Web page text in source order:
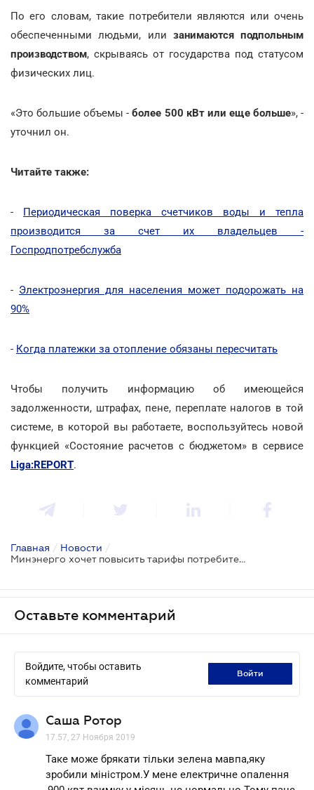
По его словам, такие потребители являются или очень
обеспеченными людьми, или занимаются подпольным
производством, скрываясь от государства под статусом
физических лиц.
«Это большие объемы -более 500 кВт или еще больше», -
уточнил он.
Читайте также:
- Периодическая поверка счетчиков воды и тепла
производится за счет их владельцев -
Госпродпотребслужба
- Электроэнергия для населения может подорожать на
90%
- Когда платежки за отопление обязаны пересчитать
Чтобы получить информацию об имеющейся
задолженности, штрафах, пене, переплате налогов в той
системе, в которой вы работаете, воспользуйтесь новой
функцией «Состояние расчетов с бюджетом» в сервисе
Liga:REPORT.
Главная / Новости /
Минэнерго хочет повысить тарифы потребителям, которые используют много электричества
Оставьте комментарий
Войдите, чтобы оставить
комментарий
войти
Саша Ротор
17.57, 27 Ноября 2019
Таке може брякати тільки зелена мавпа,яку
зробили міністром.У мене електричне опалення